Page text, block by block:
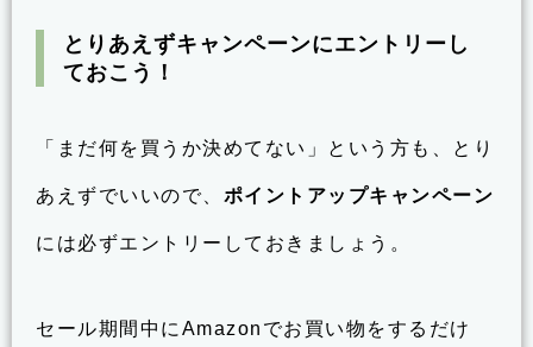
とりあえずキャンペーンにエントリーし
ておこう！
「まだ何を買うか決めてない」という方も、とり
あえずでいいので、 ポイントアップキャンペーン
には必ずエントリーしておきましょう。
セール期間中にAmazonでお買い物をするだけ